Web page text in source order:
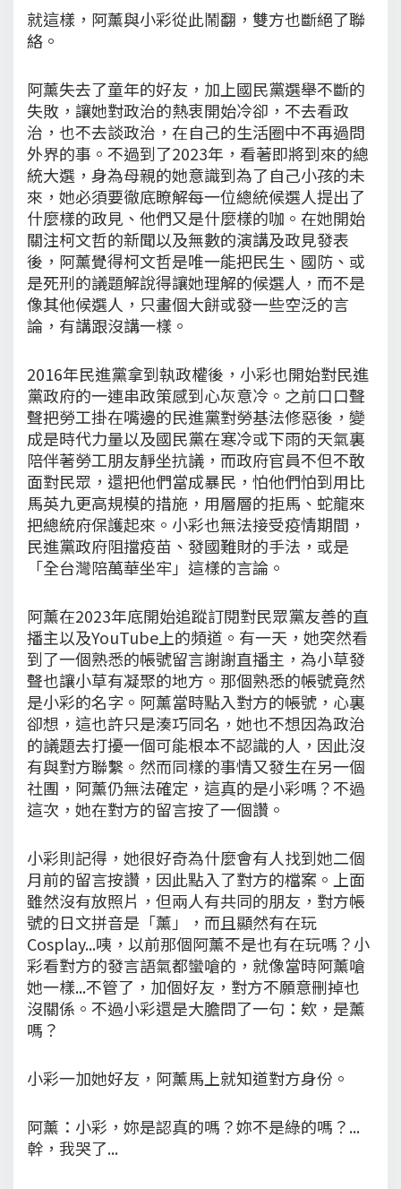
就這樣，阿薰與小彩從此鬧翻，雙方也斷絕了聯
絡。
阿薰失去了童年的好友，加上國民黨選舉不斷的
失敗，讓她對政治的熱衷開始冷卻，不去看政
治，也不去談政治，在自己的生活圈中不再過問
外界的事。不過到了2023年，看著即將到來的總
統大選，身為母親的她意識到為了自己小孩的未
來，她必須要徹底瞭解每一位總統候選人提出了
什麼樣的政見、他們又是什麼樣的咖。在她開始
關注柯文哲的新聞以及無數的演講及政見發表
後，阿薰覺得柯文哲是唯一能把民生、國防、或
是死刑的議題解說得讓她理解的候選人，而不是
像其他候選人，只畫個大餅或發一些空泛的言
論，有講跟沒講一樣。
2016年民進黨拿到執政權後，小彩也開始對民進
黨政府的一連串政策感到心灰意冷。之前口口聲
聲把勞工掛在嘴邊的民進黨對勞基法修惡後，變
成是時代力量以及國民黨在寒冷或下雨的天氣裏
陪伴著勞工朋友靜坐抗議，而政府官員不但不敢
面對民眾，還把他們當成暴民，怕他們怕到用比
馬英九更高規模的措施，用層層的拒馬、蛇龍來
把總統府保護起來。小彩也無法接受疫情期間，
民進黨政府阻擋疫苗、發國難財的手法，或是
「全台灣陪萬華坐牢」這樣的言論。
阿薰在2023年底開始追蹤訂閱對民眾黨友善的直
播主以及YouTube上的頻道。有一天，她突然看
到了一個熟悉的帳號留言謝謝直播主，為小草發
聲也讓小草有凝聚的地方。那個熟悉的帳號竟然
是小彩的名字。阿薰當時點入對方的帳號，心裏
卻想，這也許只是湊巧同名，她也不想因為政治
的議題去打擾一個可能根本不認識的人，因此沒
有與對方聯繫。然而同樣的事情又發生在另一個
社團，阿薰仍無法確定，這真的是小彩嗎？不過
這次，她在對方的留言按了一個讚。
小彩則記得，她很好奇為什麼會有人找到她二個
月前的留言按讚，因此點入了對方的檔案。上面
雖然沒有放照片，但兩人有共同的朋友，對方帳
號的日文拼音是「薰」，而且顯然有在玩
Cosplay...咦，以前那個阿薰不是也有在玩嗎？小
彩看對方的發言語氣都蠻嗆的，就像當時阿薰嗆
她一樣...不管了，加個好友，對方不願意刪掉也
沒關係。不過小彩還是大膽問了一句：欸，是薰
嗎？
小彩一加她好友，阿薰馬上就知道對方身份。
阿薰：小彩，妳是認真的嗎？妳不是綠的嗎？...
幹，我哭了...